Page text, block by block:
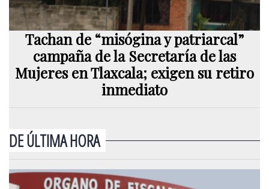
Tachan de “misógina y patriarcal”
campaña de la Secretaría de las
Mujeres en Tlaxcala; exigen su retiro
inmediato
DE ÚLTIMA HORA